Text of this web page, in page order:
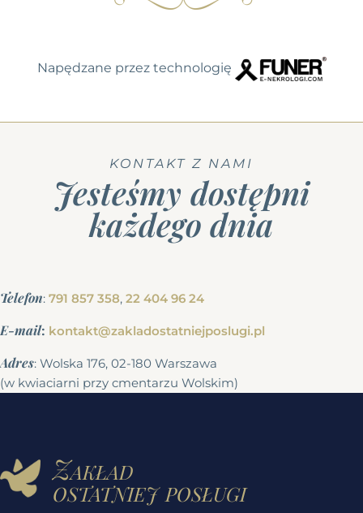
Napędzane przez technologię
KONTAKT Z NAMI
Jesteśmy dostępni
każdego dnia
Telefon: 791 857 358, 22 404 96 24
E-mail: kontakt@zakladostatniejposlugi.pl
Adres: Wolska 176, 02-180 Warszawa
(w kwiaciarni przy cmentarzu Wolskim)
Zakład
ostatniej posługi